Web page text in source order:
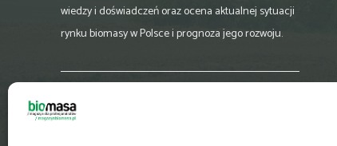
wiedzy i doświadczeń oraz ocena aktualnej sytuacji
rynku biomasy w Polsce i prognoza jego rozwoju.
biuro@magazynbiomasa.pl